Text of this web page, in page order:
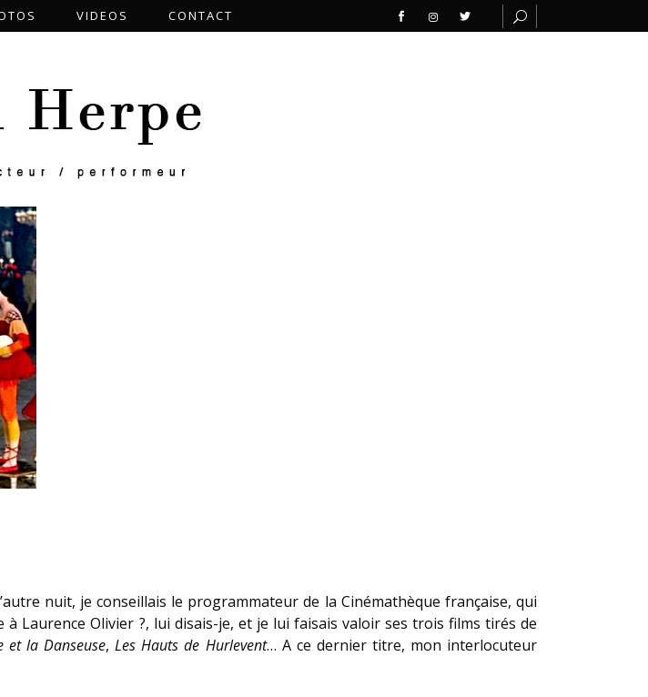
VIDEOS CONTACT
nuit, je conseillais le programmateur de la Cinémathèque française, qui
Laurence Olivier ?, lui disais-je, et je lui faisais valoir ses trois films tirés de
et la Danseuse,Les Hauts de Hurlevent… A ce dernier titre, mon interlocuteur